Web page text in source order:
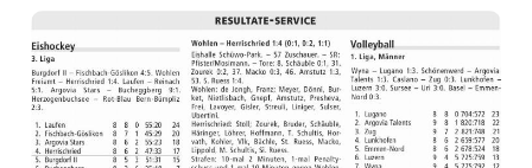
Stellen
E-
Paper